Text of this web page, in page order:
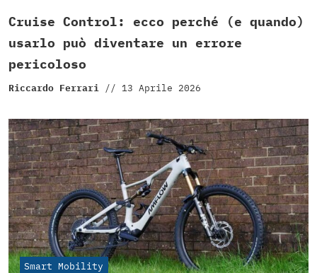
Cruise Control: ecco perché (e quando)
usarlo può diventare un errore
pericoloso
Riccardo Ferrari // 13 Aprile 2026
Smart Mobility